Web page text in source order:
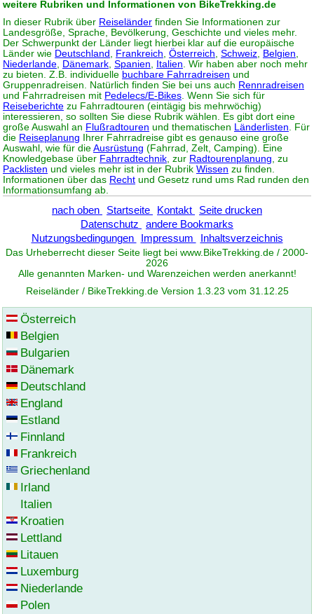
weitere Rubriken und Informationen von BikeTrekking.de
In dieser Rubrik über Reiseländer finden Sie Informationen zur
Landesgröße, Sprache, Bevölkerung, Geschichte und vieles mehr.
Der Schwerpunkt der Länder liegt hierbei klar auf die europäische
Länder wie Deutschland , Frankreich, Österreich, Schweiz, Belgien,
Niederlande, Dänemark, Spanien, Italien. Wir haben aber noch mehr
zu bieten. Z.B. individuelle buchbare Fahrradreisen und
Gruppenradreisen. Natürlich finden Sie bei uns auch Rennradreisen
und Fahrradreisen mit Pedelecs/E-Bikes. Wenn Sie sich für
Reiseberichte zu Fahrradtouren (eintägig bis mehrwöchig)
interessieren, so sollten Sie diese Rubrik wählen. Es gibt dort eine
große Auswahl an Flußradtouren und thematischen Länderlisten. Für
die Reiseplanung Ihrer Fahrradreise gibt es genauso eine große
Auswahl, wie für die Ausrüstung (Fahrrad, Zelt, Camping). Eine
Knowledgebase über Fahrradtechnik, zur Radtourenplanung, zu
Packlisten und vieles mehr ist in der Rubrik Wissen zu finden.
Informationen über das Recht und Gesetz rund ums Rad runden den
Informationsumfang ab.
nach oben Startseite Kontakt
Seite drucken
Datenschutz
andere Bookmarks
Nutzungsbedingungen
Impressum Inhaltsverzeichnis
Das Urheberrecht dieser Seite liegt bei www. BikeTrekking.de / 2000-
2026
Alle genannten Marken- und Warenzeichen werden anerkannt!
Reiseländer / BikeTrekking.de Version 1.3.23 vom 31.12.25
Österreich
Belgien
Bulgarien
Dänemark
Deutschland
England
Estland
Finnland
Frankreich
Griechenland
Irland
Italien
Kroatien
Lettland
Litauen
Luxemburg
Niederlande
Polen